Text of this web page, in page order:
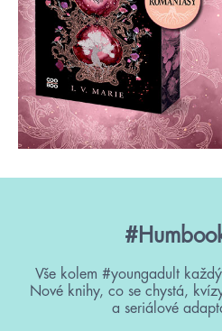
Vše kolem #youngadult
Nové knihy, co se chystá,
a seriálové